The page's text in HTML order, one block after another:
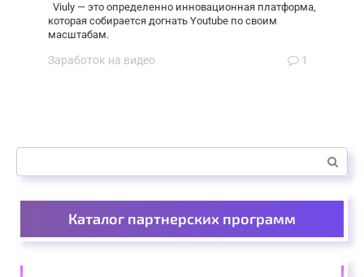
Viuly — это определенно инновационная платформа,
которая собирается догнать Youtube по своим
масштабам.
Заработок на видео 1
Каталог партнерских программ